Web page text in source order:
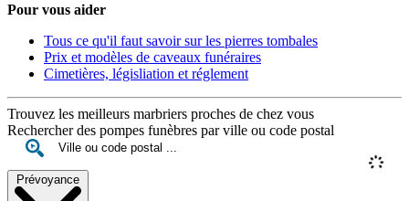
Pour vous aider
Tous ce qu'il faut savoir sur les pierres tombales
Prix et modèles de caveaux funéraires
Cimetières, législiation et réglement
Trouvez les meilleurs marbriers proches de chez vous
Rechercher des pompes funèbres par ville ou code postal
Prévoyance